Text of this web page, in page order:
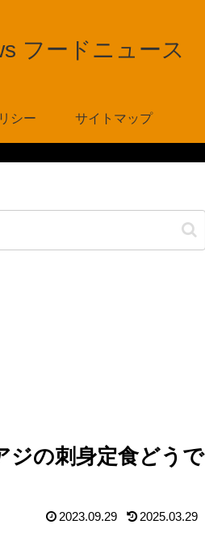
フードニュース
シー サイトマップ
ジの刺身定食どうで
2023.09.29 2025.03.29